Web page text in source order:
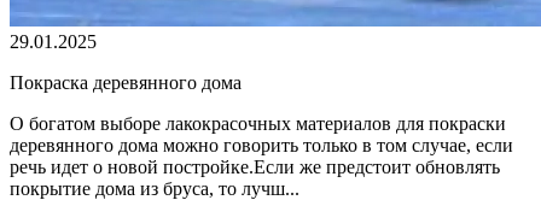
29.01.2025
Покраска деревянного дома
О богатом выборе лакокрасочных материалов для покраски
деревянного дома можно говорить только в том случае, если
речь идет о новой постройке.Если же предстоит обновлять
покрытие дома из бруса, то лучш...